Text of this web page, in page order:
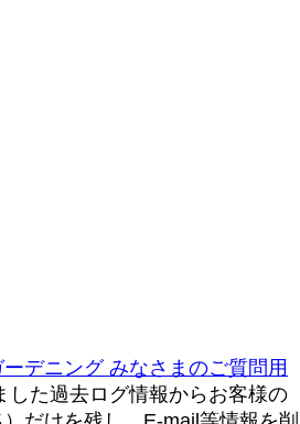
ーデニング みなさまのご質問用
した過去ログ情報からお客様の